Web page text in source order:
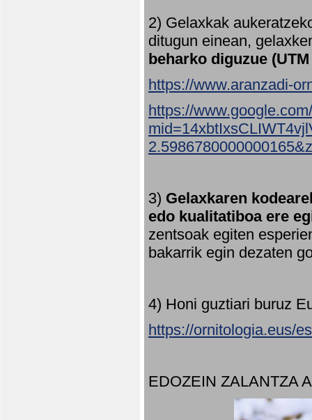
2) Gelaxkak
ditugun einean,
beharko diguzue
https://www.aranzadi-
https://
3) Gelaxkaren
edo kualitatiboa ere
zentsoak egiten
bakarrik egin dezaten
4) Honi guztiari buruz
https://ornitologia.eus/
EDOZEIN ZALANTZA